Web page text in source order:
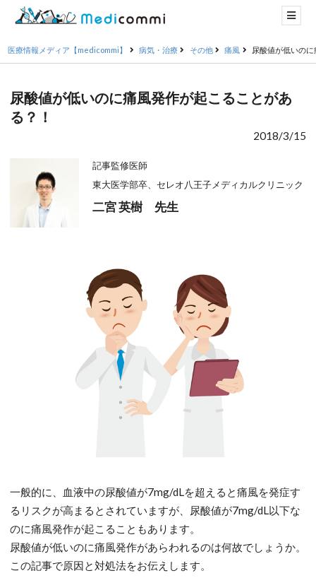
医療情報メディア【medicommi】 病気・治療 その他 痛風 尿酸値が低いの
尿酸値が低いのに痛風発作が起こることがあ
る？！
2018/3/15
記事監修医師
東大医学部卒、セレオ八王子メディカルクリニック
二宮 英樹 先生
一般的に、血液中の尿酸値が7mg/dLを超えると痛風を発症す
るリスクが高まるとされていますが、尿酸値が7mg/dL以下な
のに痛風発作が起こることもあります。
尿酸値が低いのに痛風発作があらわれるのは何故でしょうか。
この記事で原因と対処法をお伝えします。